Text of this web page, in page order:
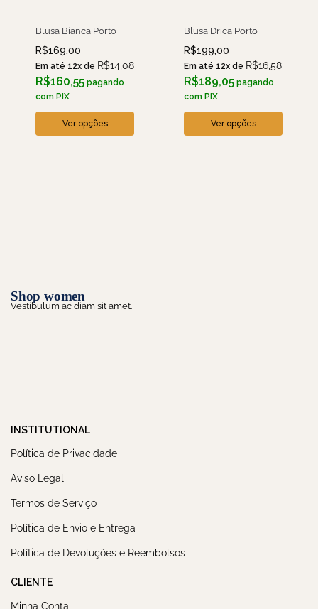
Blusa Bianca Porto
R$169,00
Em até 12x de R$14,08
R$160,55 pagando
com PIX
Ver opções
Blusa Drica Porto
R$199,00
Em até 12x de R$16,58
R$189,05 pagando
com PIX
Ver opções
Shop women
Vestibulum ac diam sit amet.
INSTITUTIONAL
Política de Privacidade
Aviso Legal
Termos de Serviço
Política de Envio e Entrega
Política de Devoluções e Reembolsos
CLIENTE
Minha Conta